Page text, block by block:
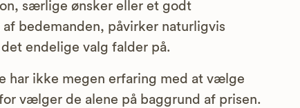
særlige ønsker eller et godt
bedemanden, påvirker naturligvis
endelige valg falder på.
har ikke megen erfaring med at vælge
vælger de alene på baggrund af prisen.